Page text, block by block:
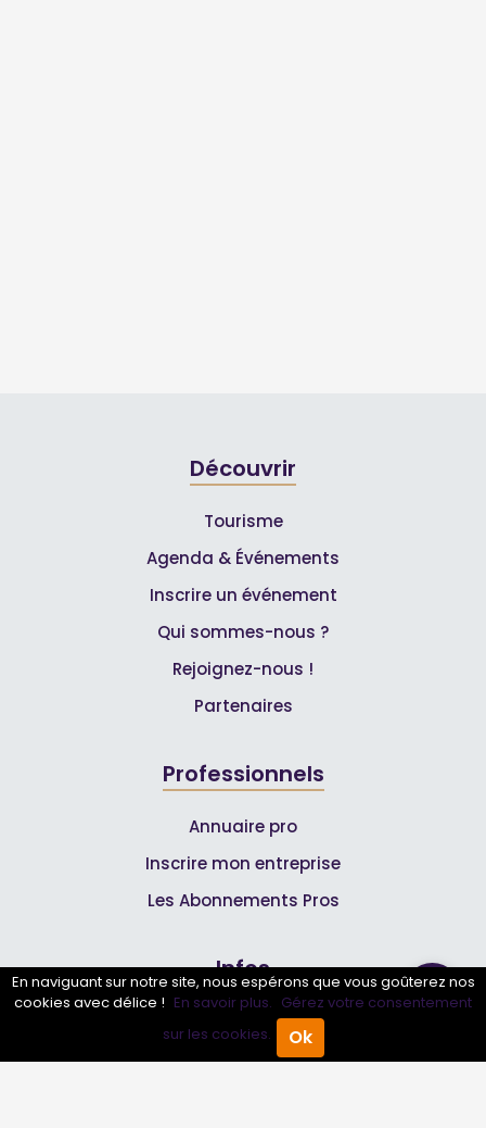
Annuaire Pro Agenda
Découvrir
Tourisme
Agenda & Événements
Inscrire un événement
Qui sommes-nous ?
Rejoignez-nous !
Partenaires
Professionnels
Annuaire pro
Inscrire mon entreprise
Les Abonnements Pros
Infos
Mentions légales et CGV
En naviguant sur notre site, nous espérons que vous goûterez nos
cookies avec délice ! En savoir plus. Gérez votre consentement
sur les cookies.
Ok